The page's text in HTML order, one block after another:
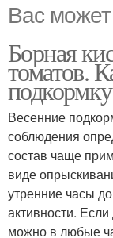
Вас
Борная
томатов.
подкормку
Весенние
соблюдения
состав чаще
виде
утренние часы
активности.
можно в любые